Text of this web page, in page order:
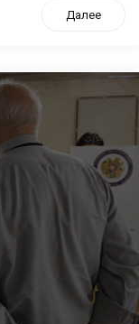
Далее